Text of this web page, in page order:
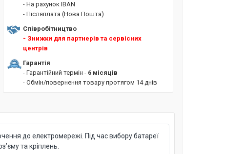
- На рахунок IBAN
- Післяплата (Нова Пошта)
Співробітництво
- Знижки для партнерів та сервісних
центрів
Гарантія
- Гарантійний термін - 6 місяців
- Обмін/повернення товару протягом 14 днів
до електромережі. Під час вибору батареї
та кріплень.